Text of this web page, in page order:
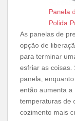
Panela
Polida
As panelas de
opção de
para terminar
esfriar as coisas.
panela,
então aumenta a
temperaturas de
cozimento mais